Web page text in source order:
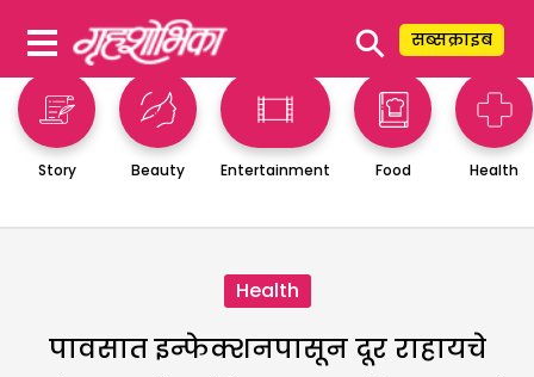
⚲ सब्सक्राइब
Story Beauty Entertainment Food Health
Health
पावसात इन्फेक्शनपासून दूर राहायचे